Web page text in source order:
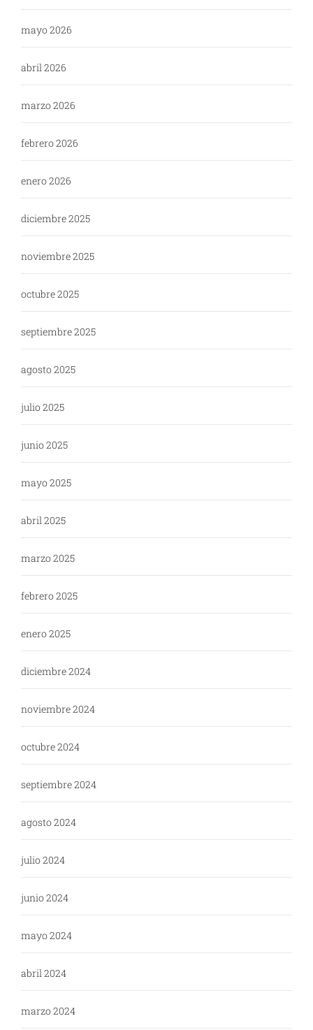
mayo 2026
abril 2026
marzo 2026
febrero 2026
enero 2026
diciembre 2025
noviembre 2025
octubre 2025
septiembre 2025
agosto 2025
julio 2025
junio 2025
mayo 2025
abril 2025
marzo 2025
febrero 2025
enero 2025
diciembre 2024
noviembre 2024
octubre 2024
septiembre 2024
agosto 2024
julio 2024
junio 2024
mayo 2024
abril 2024
marzo 2024